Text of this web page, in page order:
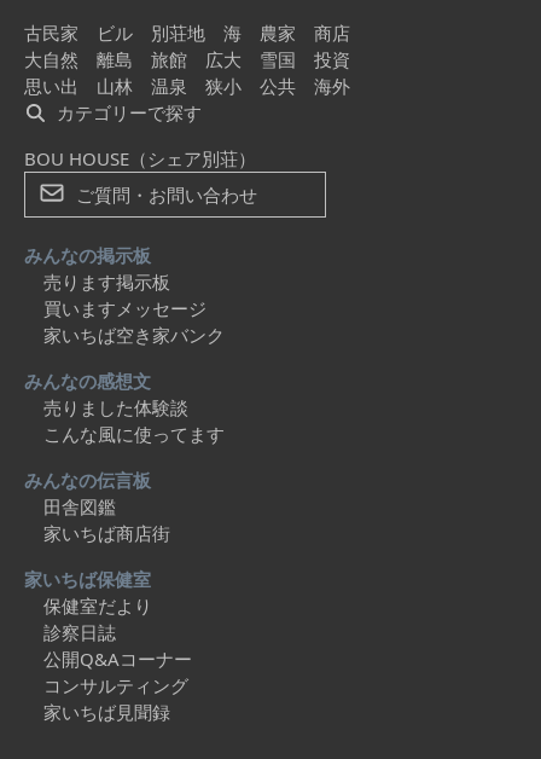
古民家
ビル 別荘地 海 農家
商店
大自然
離島 旅館 広大 雪国
投資
思い出
山林 温泉 狭小 公共
海外
カテゴリーで探す
BOU HOUSE（シェア別荘）
ご質問・お問い合わせ
みんなの掲示板
売ります掲示板
買いますメッセージ
家いちば空き家バンク
みんなの感想文
売りました体験談
こんな風に使ってます
みんなの伝言板
田舎図鑑
家いちば商店街
家いちば保健室
保健室だより
診察日誌
公開Q&Aコーナー
コンサルティング
家いちば見聞録